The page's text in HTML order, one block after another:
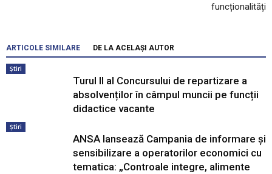
funcționalități
ARTICOLE SIMILARE DE LA ACELAȘI AUTOR
Știri
Turul II al Concursului de repartizare a
absolvenților în câmpul muncii pe funcții
didactice vacante
Știri
ANSA lansează Campania de informare și
sensibilizare a operatorilor economici cu
tematica: „Controale integre, alimente